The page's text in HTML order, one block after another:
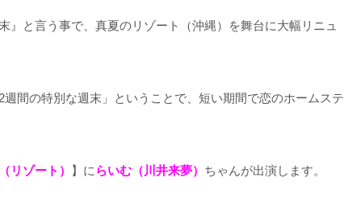
』と言う事で、真夏のリゾート（沖縄）を舞台に大幅リニュ
間の特別な週末」ということで、短い期間で恋のホームステ
リゾート） 】に らいむ（川井来夢） ちゃんが出演します。